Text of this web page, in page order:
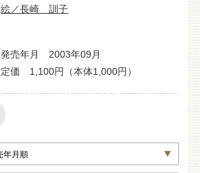
絵／長崎 訓子
発売年月 2003年09月
定価 1,100円（本体1,000円）